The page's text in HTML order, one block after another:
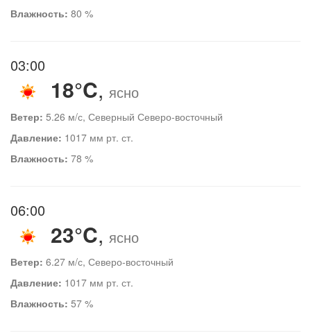
Влажность: 80 %
03:00
18°C, ясно
Ветер: 5.26 м/с, Северный Северо-восточный
Давление: 1017 мм рт. ст.
Влажность: 78 %
06:00
23°C, ясно
Ветер: 6.27 м/с, Северо-восточный
Давление: 1017 мм рт. ст.
Влажность: 57 %